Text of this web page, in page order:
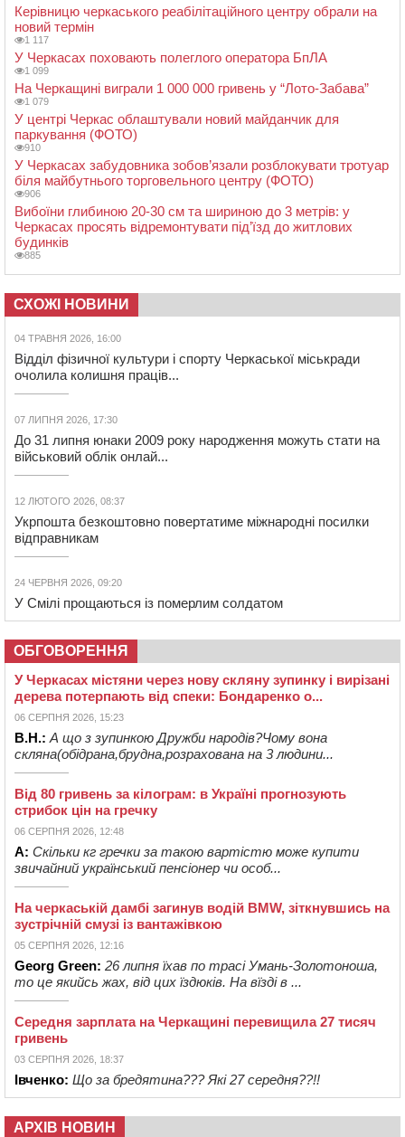
Керівницю черкаського реабілітаційного центру обрали на
новий термін
1 117
У Черкасах поховають полеглого оператора БпЛА
1 099
На Черкащині виграли 1 000 000 гривень у “Лото-Забава”
1 079
У центрі Черкас облаштували новий майданчик для
паркування (ФОТО)
910
У Черкасах забудовника зобов’язали розблокувати тротуар
біля майбутнього торговельного центру (ФОТО)
906
Вибоїни глибиною 20-30 см та шириною до 3 метрів: у
Черкасах просять відремонтувати під’їзд до житлових
будинків
885
СХОЖІ НОВИНИ
04 ТРАВНЯ 2026, 16:00
Відділ фізичної культури і спорту Черкаської міськради
очолила колишня праців...
07 ЛИПНЯ 2026, 17:30
До 31 липня юнаки 2009 року народження можуть стати на
військовий облік онлай...
12 ЛЮТОГО 2026, 08:37
Укрпошта безкоштовно повертатиме міжнародні посилки
відправникам
24 ЧЕРВНЯ 2026, 09:20
У Смілі прощаються із померлим солдатом
ОБГОВОРЕННЯ
У Черкасах містяни через нову скляну зупинку і вирізані
дерева потерпають від спеки: Бондаренко о...
06 СЕРПНЯ 2026, 15:23
В.Н.: А що з зупинкою Дружби народів?Чому вона
скляна(обідрана,брудна,розрахована на 3 людини...
Від 80 гривень за кілограм: в Україні прогнозують
стрибок цін на гречку
06 СЕРПНЯ 2026, 12:48
А: Скільки кг гречки за такою вартістю може купити
звичайний український пенсіонер чи особ...
На черкаській дамбі загинув водій BMW, зіткнувшись на
зустрічній смузі із вантажівкою
05 СЕРПНЯ 2026, 12:16
Georg Green: 26 липня їхав по трасі Умань-Золотоноша,
то це якийсь жах, від цих їздюків. На вїзді в ...
Середня зарплата на Черкащині перевищила 27 тисяч
гривень
03 СЕРПНЯ 2026, 18:37
Івченко: Що за бредятина??? Які 27 середня??!!
АРХІВ НОВИН